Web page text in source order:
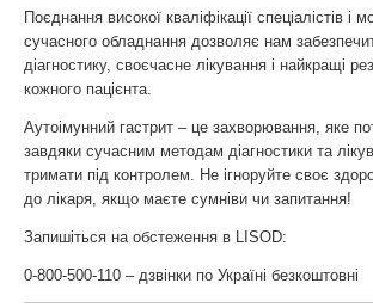
Поєднання високої кваліфікації спеціалістів і
сучасного обладнання дозволяє нам
діагностику, своєчасне лікування і найкращі
кожного пацієнта.
Аутоімунний гастрит – це захворювання, яке
завдяки сучасним методам діагностики та
тримати під контролем. Не ігноруйте своє
до лікаря, якщо маєте сумніви чи запитання!
Запишіться на обстеження в LISOD:
0-800-500-110 – дзвінки по Україні безкоштовні